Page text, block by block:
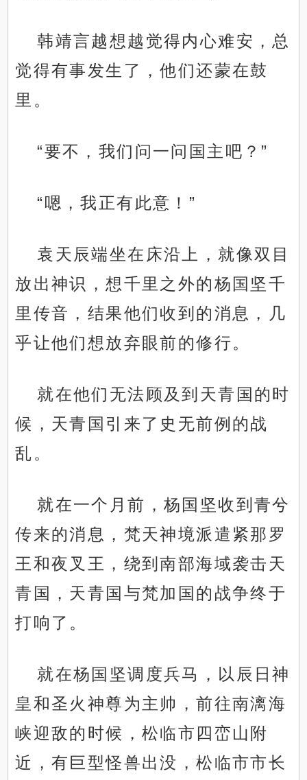
韩靖言越想越觉得内心难安，总
觉得有事发生了，他们还蒙在鼓
里。
“要不，我们问一问国主吧？”
“嗯，我正有此意！”
袁天辰端坐在床沿上，就像双目
放出神识，想千里之外的杨国坚千
里传音，结果他们收到的消息，几
乎让他们想放弃眼前的修行。
就在他们无法顾及到天青国的时
候，天青国引来了史无前例的战
乱。
就在一个月前，杨国坚收到青兮
传来的消息，梵天神境派遣紧那罗
王和夜叉王，绕到南部海域袭击天
青国，天青国与梵加国的战争终于
打响了。
就在杨国坚调度兵马，以辰日神
皇和圣火神尊为主帅，前往南漓海
峡迎敌的时候，松临市四峦山附
近，有巨型怪兽出没，松临市市长